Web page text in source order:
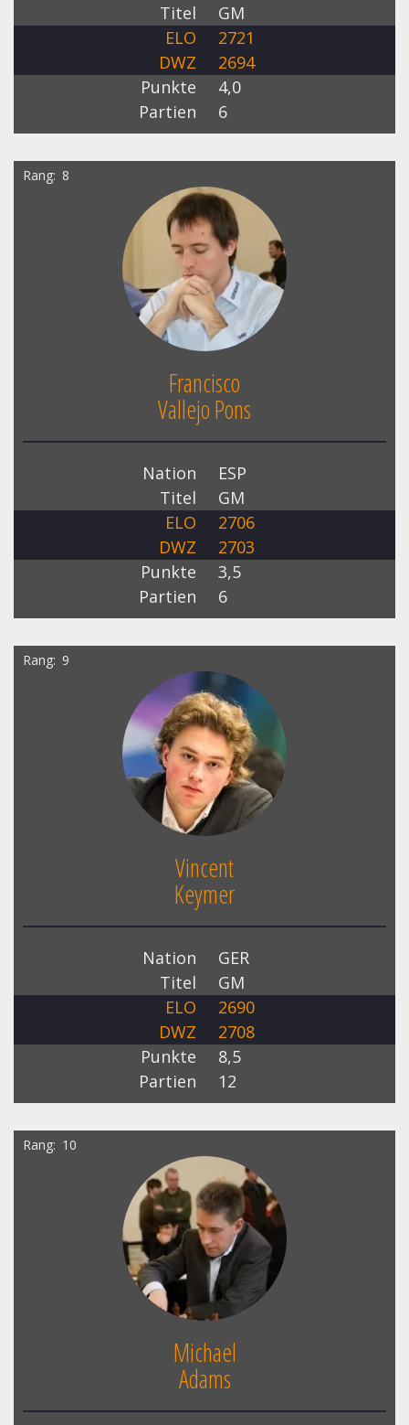
Titel
GM
ELO
2721
DWZ
2694
Punkte
4,0
Partien
6
Rang 8
Francisco
Vallejo Pons
Nation
ESP
Titel
GM
ELO
2706
DWZ
2703
Punkte
3,5
Partien
6
Rang 9
Vincent
Keymer
Nation
GER
Titel
GM
ELO
2690
DWZ
2708
Punkte
8,5
Partien
12
Rang 10
Michael
Adams